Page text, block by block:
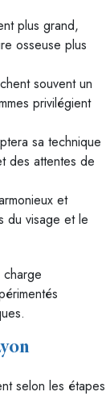
plus grand,
osseuse plus
souvent un
privilégient
sa technique
des attentes de
et
du visage et le
charge
selon les étapes